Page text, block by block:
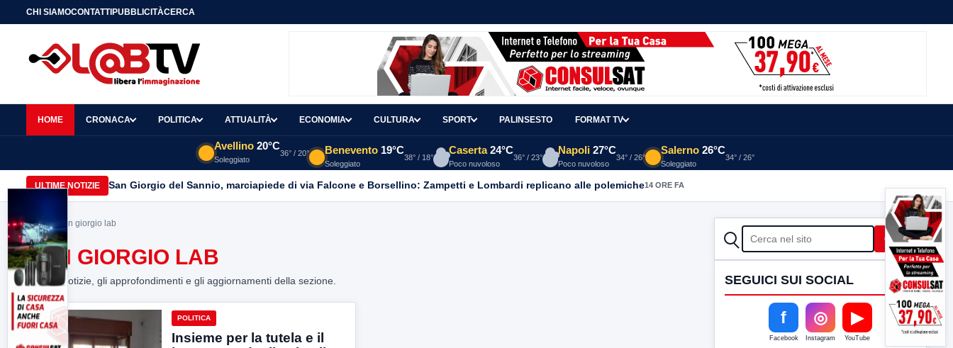
CHI SIAMOCONTATTIPUBBLICITÀCERCA
HOME CRONACA POLITICA ATTUALITÀ ECONOMIA CULTURA SPORT PALINSESTO FORMAT TV
Avellino 20°C
Soleggiato
36° / 20° Benevento 19°C
Soleggiato
38° / 18°
Caserta 24°C
Poco nuvoloso
36° / 23°
Napoli 27°C
Poco nuvoloso
34° / 26°
Salerno 26°C
Soleggiato
34° / 26°
ULTIME NOTIZIE San Giorgio del Sannio, marciapiede di via Falcone e Borsellino: Zampetti e Lombardi replicano alle polemiche14 ORE FA
Home> san giorgio lab
SAN GIORGIO LAB
Tutte le notizie, gli approfondimenti e gli aggiornamenti della sezione.
POLITICA
Insieme per la tutela e il
CERCA Cerca
SEGUICI SUI SOCIAL
f
Facebook
◎
Instagram
▶
YouTube